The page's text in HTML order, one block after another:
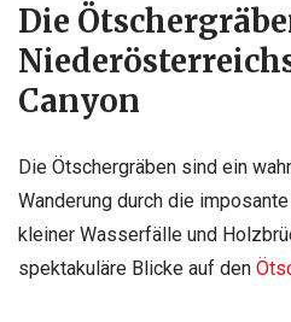
Die
Canyon
Die Ötschergräben sind ein
Wanderung durch die
kleiner Wasserfälle und
spektakuläre Blicke auf den